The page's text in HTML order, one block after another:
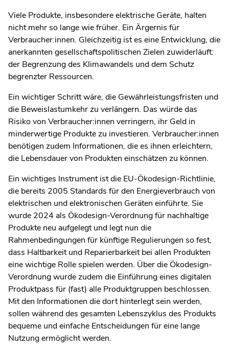
Viele Produkte, insbesondere elektrische Geräte, halten
nicht mehr so lange wie früher. Ein Ärgernis für
Verbraucher:innen. Gleichzeitig ist es eine Entwicklung, die
anerkannten gesellschaftspolitischen Zielen zuwiderläuft:
der Begrenzung des Klimawandels und dem Schutz
begrenzter Ressourcen.
Ein wichtiger Schritt wäre, die Gewährleistungsfristen und
die Beweislastumkehr zu verlängern. Das würde das
Risiko von Verbraucher:innen verringern, ihr Geld in
minderwertige Produkte zu investieren. Verbraucher:innen
benötigen zudem Informationen, die es ihnen erleichtern,
die Lebensdauer von Produkten einschätzen zu können.
Ein wichtiges Instrument ist die EU-Ökodesign-Richtlinie,
die bereits 2005 Standards für den Energieverbrauch von
elektrischen und elektronischen Geräten einführte. Sie
wurde 2024 als Ökodesign-Verordnung für nachhaltige
Produkte neu aufgelegt und legt nun die
Rahmenbedingungen für künftige Regulierungen so fest,
dass Haltbarkeit und Reparierbarkeit bei allen Produkten
eine wichtige Rolle spielen werden. Über die Ökodesign-
Verordnung wurde zudem die Einführung eines digitalen
Produktpass für (fast) alle Produktgruppen beschlossen.
Mit den Informationen die dort hinterlegt sein werden,
sollen während des gesamten Lebenszyklus des Produkts
bequeme und einfache Entscheidungen für eine lange
Nutzung ermöglicht werden.